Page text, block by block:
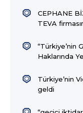
CEPHANE
TEVA
“Türkiye’nin
Haklarında
Türkiye’nin
geldi